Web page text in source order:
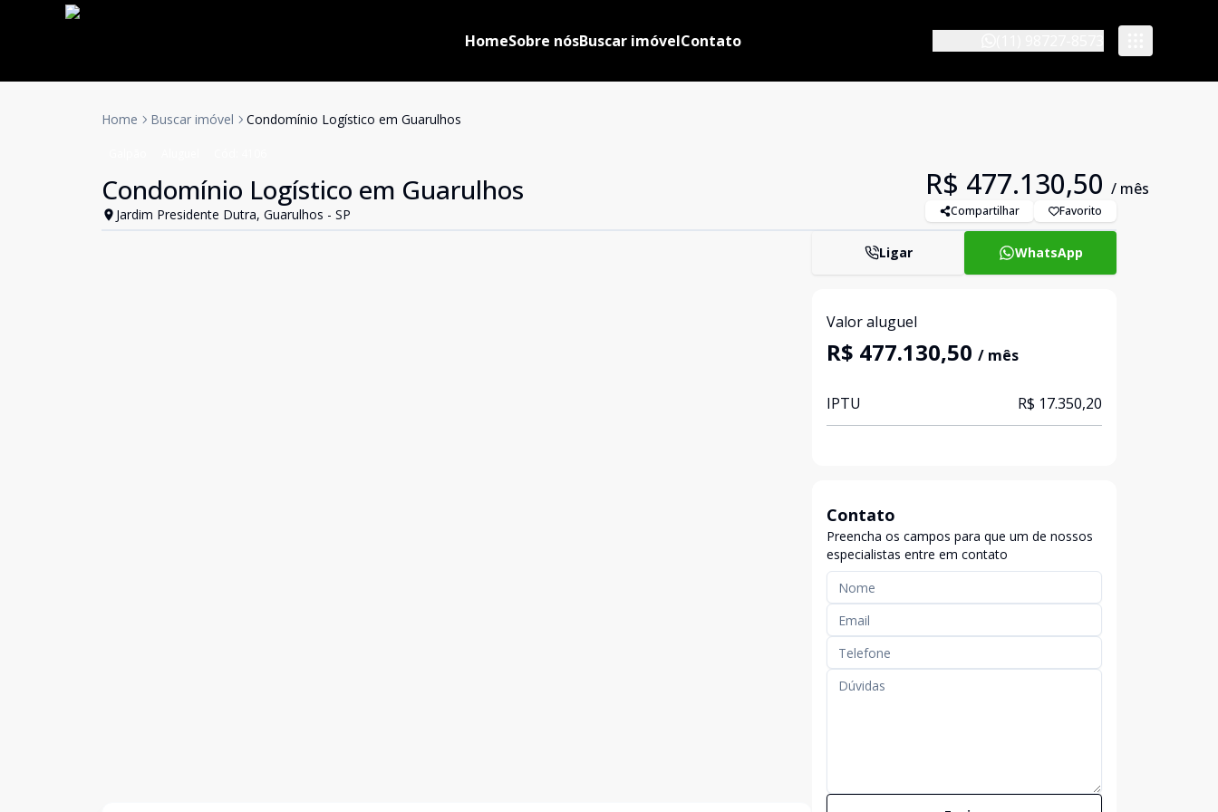
HomeSobre nósBuscar imóvelContato
Home Buscar imóvel Condomínio Logístico em Guarulhos
Condomínio Logístico em Guarulhos
Jardim Presidente Dutra, Guarulhos - SP
R$ 477.130,50 / mês
Compartilhar Favorito
Ligar WhatsApp
Valor aluguel
R$ 477.130,50 / mês
IPTU R$ 17.350,20
Contato
Preencha os campos para que um de nossos
especialistas entre em contato